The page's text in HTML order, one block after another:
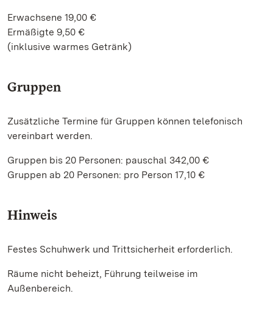
Erwachsene 19,00 €
Ermäßigte 9,50 €
(inklusive warmes Getränk)
Gruppen
Zusätzliche Termine für Gruppen können telefonisch
vereinbart werden.
Gruppen bis 20 Personen: pauschal 342,00 €
Gruppen ab 20 Personen: pro Person 17,10 €
Hinweis
Festes Schuhwerk und Trittsicherheit erforderlich.
Räume nicht beheizt, Führung teilweise im
Außenbereich.